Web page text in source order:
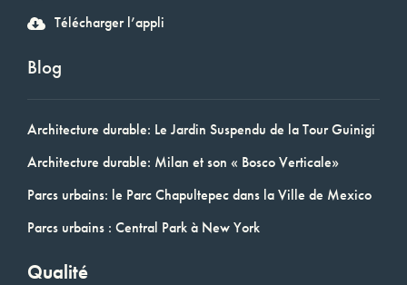
Télécharger l’appli
Blog
Architecture durable: Le Jardin Suspendu de la Tour Guinigi
Architecture durable: Milan et son « Bosco Verticale»
Parcs urbains: le Parc Chapultepec dans la Ville de Mexico
Parcs urbains : Central Park à New York
Qualité